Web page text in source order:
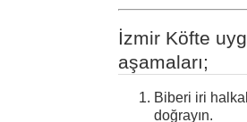
İzmir Köfte
aşamaları;
Biberi iri
doğrayın.